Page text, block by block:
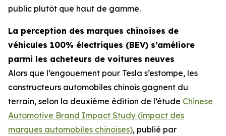
public plutôt que haut de gamme.
La perception des marques chinoises de
véhicules 100% électriques (BEV) s’améliore
parmi les acheteurs de voitures neuves
Alors que l’engouement pour Tesla s’estompe, les
constructeurs automobiles chinois gagnent du
terrain, selon la deuxième édition de l’étude Chinese
Automotive Brand Impact Study (impact des
marques automobiles chinoises), publié par